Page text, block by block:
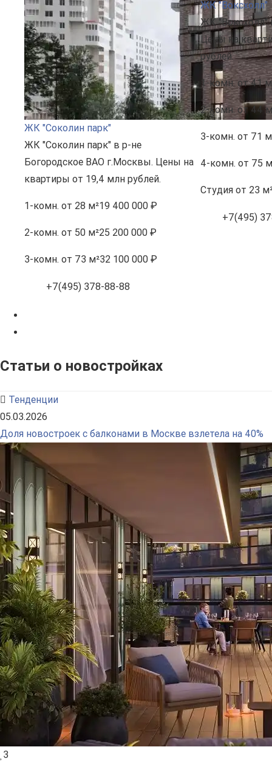
ЖК "Соколин парк"
ЖК "Соколин парк" в р-не
Богородское ВАО г.Москвы. Цены на
квартиры от 19,4 млн рублей.
1-комн. от 28 м²19 400 000 ₽
2-комн. от 50 м²25 200 000 ₽
3-комн. от 73 м²32 100 000 ₽
+7(495) 378-88-88
ЖК "Воксхолл"
ЖК "Воксхолл"
Цены на
рублей.
1-комн.от 41
2-комн. от 44
3-комн. от 71
4-комн. от 75
Студия от 23
+7(495)
Статьи о новостройках
Тенденции
05.03.2026
Доля новостроек с балконами в Москве взлетела на 40%
3